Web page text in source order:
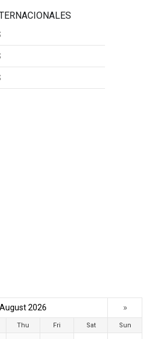
August 2026 »
Thu Fri Sat Sun